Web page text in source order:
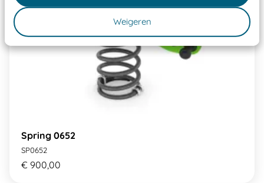
Weigeren
Spring 0652
SP0652
€ 900,00